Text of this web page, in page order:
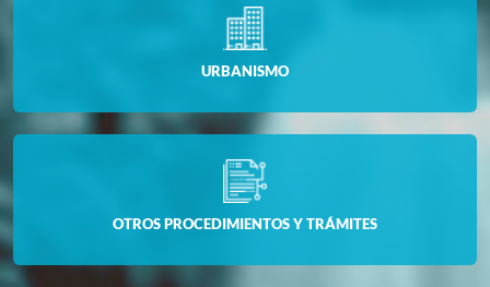
URBANISMO
OTROS PROCEDIMIENTOS Y TRÁMITES